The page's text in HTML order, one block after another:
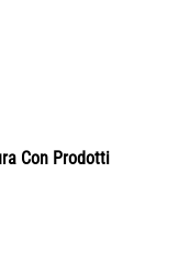
Con Prodotti